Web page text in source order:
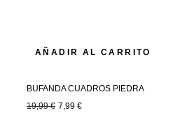
AÑADIR AL CARRITO
BUFANDA CUADROS PIEDRA
19,99€ 7,99 €